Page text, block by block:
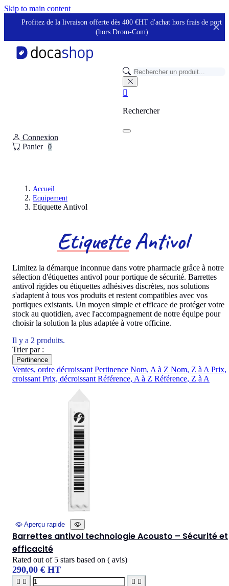
Skip to main content
Profitez de la livraison offerte dès 400 €HT d'achat hors frais de port
(hors Drom-Com)
✕

Rechercher
Connexion
Panier
0
Accueil
Equipement
Etiquette Antivol
EtiquetteAntivol
Limitez la démarque inconnue dans votre pharmacie grâce à notre
sélection d'étiquettes antivol pour portique de sécurité. Barrettes
antivol rigides ou étiquettes adhésives discrètes, nos solutions
s'adaptent à tous vos produits et restent compatibles avec vos
portiques existants. Un moyen simple et efficace de protéger votre
stock au quotidien, avec l'accompagnement de notre équipe pour
choisir la solution la plus adaptée à votre officine.
Il y a 2 produits.
Trier par :
Pertinence
Ventes, ordre décroissant Pertinence Nom, A à Z Nom, Z à A Prix,
croissant Prix, décroissant Référence, A à Z Référence, Z à A
Aperçu rapide
Barrettes antivol technologie Acousto – Sécurité et
efficacité
Rated out of 5 stars based on ( avis)
290,00 € HT
   
Panneau de gestion des cookies